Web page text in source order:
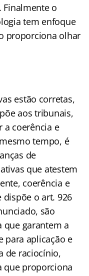
Finalmente o
tem enfoque
proporciona olhar
estão corretas,
aos tribunais,
a coerência e
tempo, é
de
que atestem
coerência e
o art. 926
são
que garantem a
para aplicação e
de raciocínio,
que proporciona